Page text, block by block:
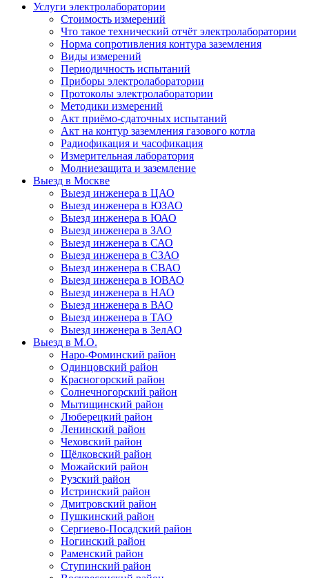
Услуги электролаборатории
Стоимость измерений
Что такое технический отчёт электролаборатории
Норма сопротивления контура заземления
Виды измерений
Периодичность испытаний
Приборы электролаборатории
Протоколы электролаборатории
Методики измерений
Акт приёмо-сдаточных испытаний
Акт на контур заземления газового котла
Радиофикация и часофикация
Измерительная лаборатория
Молниезащита и заземление
Выезд в Москве
Выезд инженера в ЦАО
Выезд инженера в ЮЗАО
Выезд инженера в ЮАО
Выезд инженера в ЗАО
Выезд инженера в САО
Выезд инженера в СЗАО
Выезд инженера в СВАО
Выезд инженера в ЮВАО
Выезд инженера в НАО
Выезд инженера в ВАО
Выезд инженера в ТАО
Выезд инженера в ЗелАО
Выезд в М.О.
Наро-Фоминский район
Одинцовский район
Красногорский район
Солнечногорский район
Мытищинский район
Люберецкий район
Ленинский район
Чеховский район
Щёлковский район
Можайский район
Рузский район
Истринский район
Дмитровский район
Пушкинский район
Сергиево-Посадский район
Ногинский район
Раменский район
Ступинский район